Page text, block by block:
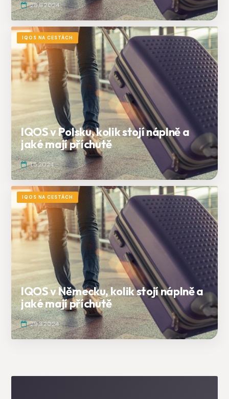
28.6.2024
IQOS NA CESTÁCH
IQOS v Polsku, kolik stojí náplně a
jaké mají příchutě
1.5.2024
IQOS NA CESTÁCH
IQOS v Německu, kolik stojí náplně a
jaké mají příchutě
29.3.2024